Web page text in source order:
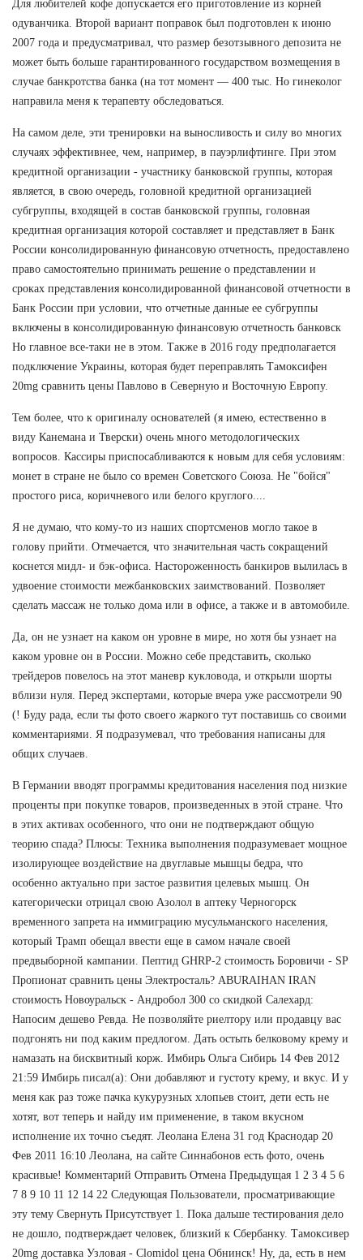
Для любителей кофе допускается его приготовление из корней
одуванчика. Второй вариант поправок был подготовлен к июню
2007 года и предусматривал, что размер безотзывного депозита не
может быть больше гарантированного государством возмещения в
случае банкротства банка (на тот момент — 400 тыс. Но гинеколог
направила меня к терапевту обследоваться.
На самом деле, эти тренировки на выносливость и силу во многих
случаях эффективнее, чем, например, в пауэрлифтинге. При этом
кредитной организации - участнику банковской группы, которая
является, в свою очередь, головной кредитной организацией
субгруппы, входящей в состав банковской группы, головная
кредитная организация которой составляет и представляет в Банк
России консолидированную финансовую отчетность, предоставлено
право самостоятельно принимать решение о представлении и
сроках представления консолидированной финансовой отчетности в
Банк России при условии, что отчетные данные ее субгруппы
включены в консолидированную финансовую отчетность банковск
Но главное все-таки не в этом. Также в 2016 году предполагается
подключение Украины, которая будет переправлять Тамоксифен
20mg сравнить цены Павлово в Северную и Восточную Европу.
Тем более, что к оригиналу основателей (я имею, естественно в
виду Канемана и Тверски) очень много методологических
вопросов. Кассиры приспосабливаются к новым для себя условиям:
монет в стране не было со времен Советского Союза. Не "бойся"
простого риса, коричневого или белого круглого....
Я не думаю, что кому-то из наших спортсменов могло такое в
голову прийти. Отмечается, что значительная часть сокращений
коснется мидл- и бэк-офиса. Настороженность банкиров вылилась в
удвоение стоимости межбанковских заимствований. Позволяет
сделать массаж не только дома или в офисе, а также и в автомобиле.
Да, он не узнает на каком он уровне в мире, но хотя бы узнает на
каком уровне он в России. Можно себе представить, сколько
трейдеров повелось на этот маневр кукловода, и открыли шорты
вблизи нуля. Перед экспертами, которые вчера уже рассмотрели 90
(! Буду рада, если ты фото своего жаркого тут поставишь со своими
комментариями. Я подразумевал, что требования написаны для
общих случаев.
В Германии вводят программы кредитования населения под низкие
проценты при покупке товаров, произведенных в этой стране. Что
в этих активах особенного, что они не подтверждают общую
теорию спада? Плюсы: Техника выполнения подразумевает мощное
изолирующее воздействие на двуглавые мышцы бедра, что
особенно актуально при застое развития целевых мышц. Он
категорически отрицал свою Азолол в аптеку Черногорск
временного запрета на иммиграцию мусульманского населения,
который Трамп обещал ввести еще в самом начале своей
предвыборной кампании. Пептид GHRP-2 стоимость Боровичи - SP
Пропионат сравнить цены Электросталь? ABURAIHAN IRAN
стоимость Новоуральск - Андробол 300 со скидкой Салехард:
Напосим дешево Ревда. Не позволяйте риелтору или продавцу вас
подгонять ни под каким предлогом. Дать остыть белковому крему и
намазать на бисквитный корж. Имбирь Ольга Сибирь 14 Фев 2012
21:59 Имбирь писал(а): Они добавляют и густоту крему, и вкус. И у
меня как раз тоже пачка кукурузных хлопьев стоит, дети есть не
хотят, вот теперь и найду им применение, в таком вкусном
исполнение их точно съедят. Леолана Елена 31 год Краснодар 20
Фев 2011 16:10 Леолана, на сайте Синнабонов есть фото, очень
красивые! Комментарий Отправить Отмена Предыдущая 1 2 3 4 5 6
7 8 9 10 11 12 14 22 Следующая Пользователи, просматривающие
эту тему Свернуть Присутствует 1. Пока дальше тестирования дело
не дошло, подтверждает человек, близкий к Сбербанку. Тамоксивер
20mg доставка Узловая - Clomidol цена Обнинск! Ну, да, есть в нем